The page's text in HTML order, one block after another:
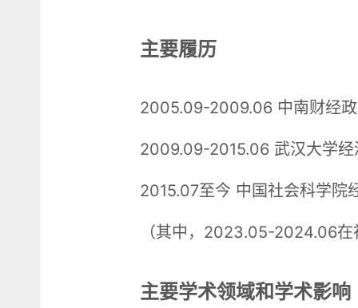
主要履历
2005.09-2009.06 中南财经
2009.09-2015.06 武汉大学
2015.07至今 中国社会科学院
（其中，2023.05-2024.06
主要学术领域和学术影响